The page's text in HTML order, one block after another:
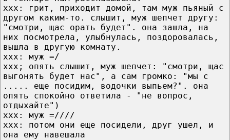
xxx: грит, приходит домой, там муж пьяный с
другом каким-то. слышит, муж шепчет другу:
"смотри, щас орать будет". она зашла, на
них посмотрела, улыбнулась, поздоровалась,
вышла в другую комнату.
xxx: муж =/
xxx; опять слышит, муж шепчет: "смотри, щас
выгонять будет нас", а сам громко: "мы с
..... еще посидим, водочки выпьем?". она
опять спокойно ответила - "не вопрос,
отдыхайте")
xxx: муж =////
xxx: потом они еще посидели, друг ушел, и
она ему навешала